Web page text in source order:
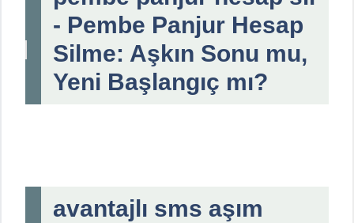
- Pembe Panjur Hesap
Silme: Aşkın Sonu mu,
Yeni Başlangıç mı?
avantajlı sms aşım